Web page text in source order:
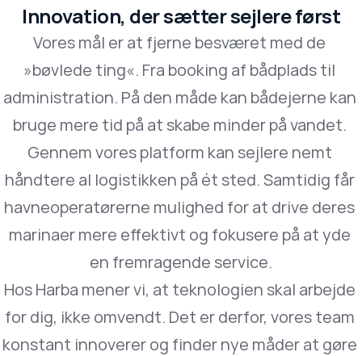
Innovation, der sætter sejlere først
Vores mål er at fjerne besværet med de
»bøvlede ting«. Fra booking af bådplads til
administration. På den måde kan bådejerne kan
bruge mere tid på at skabe minder på vandet.
Gennem vores platform kan sejlere nemt
håndtere al logistikken på ét sted. Samtidig får
havneoperatørerne mulighed for at drive deres
marinaer mere effektivt og fokusere på at yde
en fremragende service.
Hos Harba mener vi, at teknologien skal arbejde
for dig, ikke omvendt. Det er derfor, vores team
konstant innoverer og finder nye måder at gøre